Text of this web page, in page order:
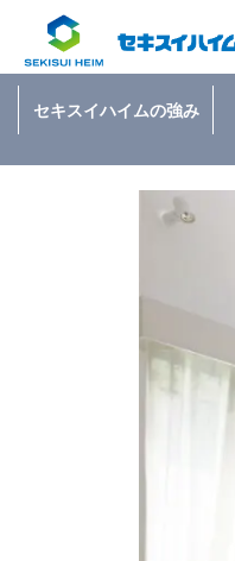
セキスイハイムの強み